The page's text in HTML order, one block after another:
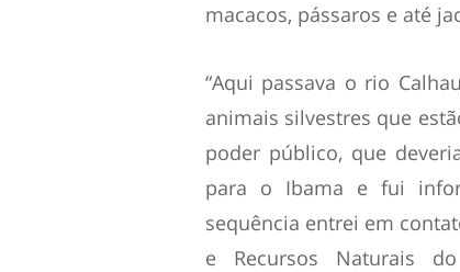
macacos, pássaros e até
“Aqui passava o rio
animais silvestres que
poder público, que
para o Ibama e fui
sequência entrei em
e Recursos Naturais